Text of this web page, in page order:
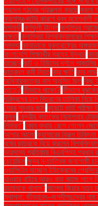
প্রদেশ গঠনের পরিকল্পনা করছে কয়লা
কয়লাসঙ্কটের কারণে বন্ধ মহেশখালী
দর্শনার্থী কর্ণফুলী টানেল কলসিন্দুর
দক্ষতা কলাম্বিয়া বিশ্ববিদ্যালয়ের
সমস্যা কানাডাকে যুক্তরাষ্ট্রের
বাংলাদেশি শিক্ষার্থীর মরদেহ উদ্ধার
যাচ্ছেন কান্ট ও হিউমের দর্শনে
ছাত্রদল কর্মী নিহত কার ক্ষতি কার লাভ
অধিনায়কত্বের নাম অনুমিত ছিল কিছু
তাতে? কীভাবে খাবেন? কীভাবে
দরিদ্রদের চাল বিতরণের তালিকা নিয়ে
মেয়র সূচনার জমি কুয়েটে ভর্তি পরীক্ষা
কৃষক কেন্দ্রীয় ব্যাংকের নির্দেশনায়
নির্ধারণ" কোন কথায় রেগে গেলেন
আশার আলো ক্যান্সারের বিকল্প
বর্ষের ছাত্রকে বিয়ে করলেন
ভারসাম্য প্রতিষ্ঠায় বিএনপিসহ
চেয়েছিল ক্ষুদ্র নৃ-তাত্বিক জনগোষ্ঠী
ওয়াশিংটন যাচ্ছেন ইউক্রেনের
খাওয়ার বাইরে আরও কত কাজে লাগে
রহমানকে খালাস'' খালেদা জিয়ার নতুন
স্থাপনা: জীবনানন্দ–জগদীশচন্দ্রের